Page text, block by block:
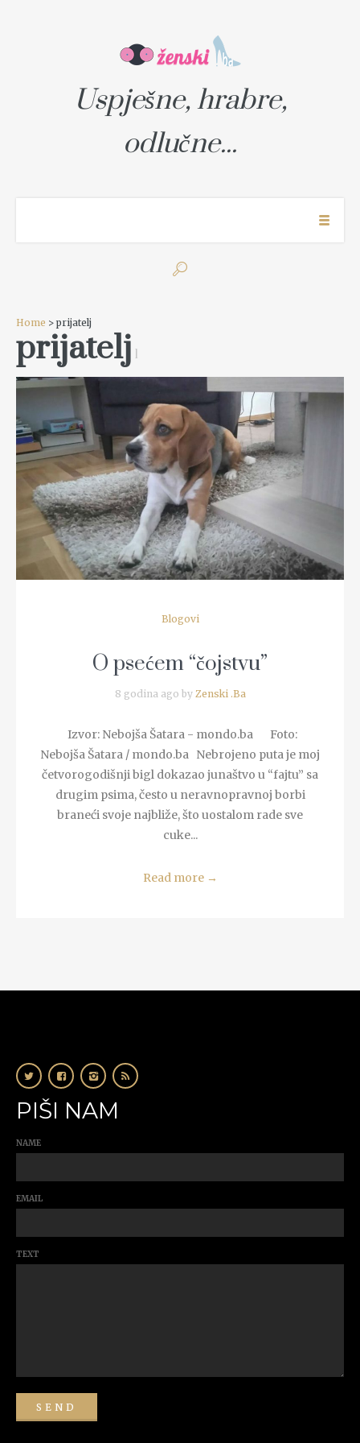
Uspješne, hrabre,
odlučne...
Home > prijatelj
prijatelj 1
READ MORE
Blogovi
O psećem “čojstvu”
8 godina ago by Zenski .Ba
Izvor: Nebojša Šatara - mondo.ba Foto:
Nebojša Šatara / mondo.ba Nebrojeno puta je moj
četvorogodišnji bigl dokazao junaštvo u “fajtu” sa
drugim psima, često u neravnopravnoj borbi
braneći svoje najbliže, što uostalom rade sve
cuke...
Read more →
PIŠI NAM
NAME
EMAIL
TEXT